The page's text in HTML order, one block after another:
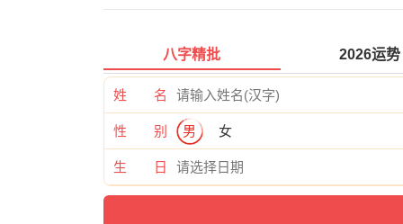
八字精批 2026运势
姓 名
性 别 男 女
生 日